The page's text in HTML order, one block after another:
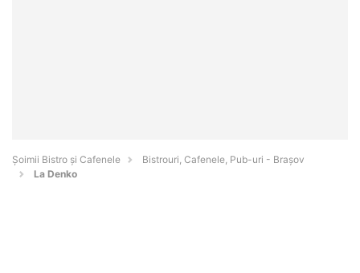
Șoimii Bistro și Cafenele
Bistrouri, Cafenele, Pub-uri - Braşov
La Denko